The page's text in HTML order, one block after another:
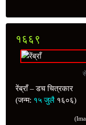
१६६९
रेंब्राँ – डच चित्रकार
(जन्म: १५ जुलै १६०६)